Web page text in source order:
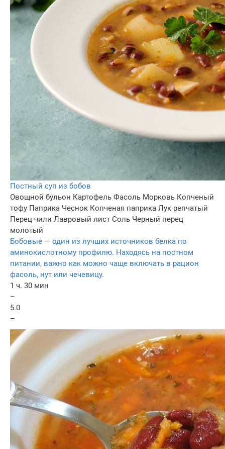
Постный суп из бобов
Овощной бульон Картофель Фасоль Морковь Копченый
тофу Паприка Чеснок Копченая паприка Лук репчатый
Перец чили Лавровый лист Соль Черный перец
молотый
Бобовые — один из лучших источников белка по
аминокислотному профилю. Находясь на постном
питании, важно как можно чаще включать в рацион
фасоль, нут или чечевицу.
1 ч. 30 мин
–
5.0
–